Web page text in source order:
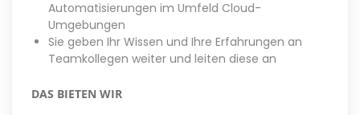
Automatisierungen im Umfeld Cloud-
Umgebungen
Sie geben Ihr Wissen und Ihre Erfahrungen an
Teamkollegen weiter und leiten diese an
DAS BIETEN WIR